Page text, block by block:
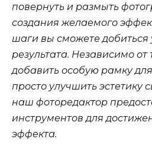
повернуть и размыть
создания желаемого
шаги вы сможете добиться
результата. Независимо от
добавить особую рамку
просто улучшить эстетику
наш фоторедактор
инструментов для
эффекта.